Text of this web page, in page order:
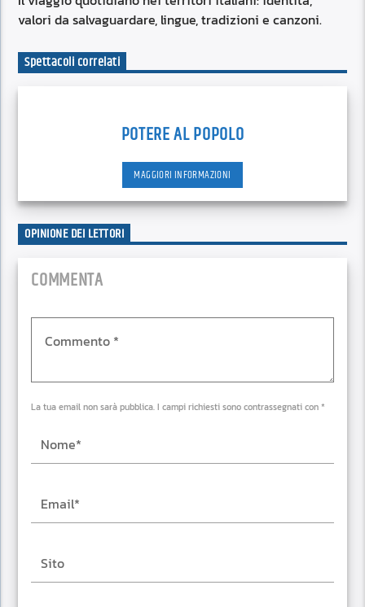
RSS FEED
EMBED
valori da salvaguardare, lingue, tradizioni e canzoni.
Spettacoli correlati
POTERE AL POPOLO
MAGGIORI INFORMAZIONI
OPINIONE DEI LETTORI
COMMENTA
La tua email non sarà pubblica. I campi richiesti sono contrassegnati con *